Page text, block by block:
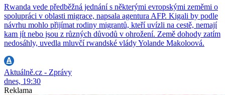
Rwanda vede předběžná jednání s některými evropskými zeměmi o
spolupráci v oblasti migrace, napsala agentura AFP. Kigali by podle
návrhu mohlo přijímat rodiny migrantů, kteří uvízli na cestě, nemají
kam jít nebo jsou z různých důvodů v ohrožení. Země dohody zatím
nedosáhly, uvedla mluvčí rwandské vlády Yolande Makoloová.
Aktuálně.cz - Zprávy
dnes, 19:30
Reklama